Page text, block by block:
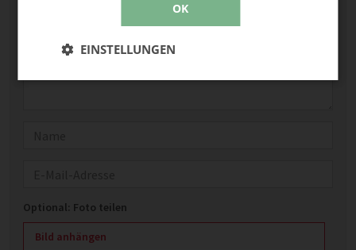
Optional: Foto teilen
Bild anhängen
OK
EINSTELLUNGEN